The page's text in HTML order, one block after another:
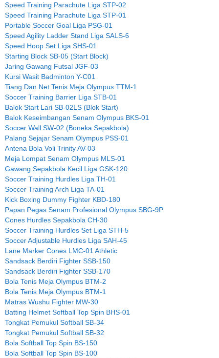
Speed Training Parachute Liga STP-02
Speed Training Parachute Liga STP-01
Portable Soccer Goal Liga PSG-01
Speed Agility Ladder Stand Liga SALS-6
Speed Hoop Set Liga SHS-01
Starting Block SB-05 (Start Block)
Jaring Gawang Futsal JGF-03
Kursi Wasit Badminton Y-C01
Tiang Dan Net Tenis Meja Olympus TTM-1
Soccer Training Barrier Liga STB-01
Balok Start Lari SB-02LS (Blok Start)
Balok Keseimbangan Senam Olympus BKS-01
Soccer Wall SW-02 (Boneka Sepakbola)
Palang Sejajar Senam Olympus PSS-01
Antena Bola Voli Trinity AV-03
Meja Lompat Senam Olympus MLS-01
Gawang Sepakbola Kecil Liga GSK-120
Soccer Training Hurdles Liga TH-01
Soccer Training Arch Liga TA-01
Kick Boxing Dummy Fighter KBD-180
Papan Pegas Senam Profesional Olympus SBG-9P
Cones Hurdles Sepakbola CH-30
Soccer Training Hurdles Set Liga STH-5
Soccer Adjustable Hurdles Liga SAH-45
Lane Marker Cones LMC-01 Athletic
Sandsack Berdiri Fighter SSB-150
Sandsack Berdiri Fighter SSB-170
Bola Tenis Meja Olympus BTM-2
Bola Tenis Meja Olympus BTM-1
Matras Wushu Fighter MW-30
Batting Helmet Softball Top Spin BHS-01
Tongkat Pemukul Softball SB-34
Tongkat Pemukul Softball SB-32
Bola Softball Top Spin BS-150
Bola Softball Top Spin BS-100